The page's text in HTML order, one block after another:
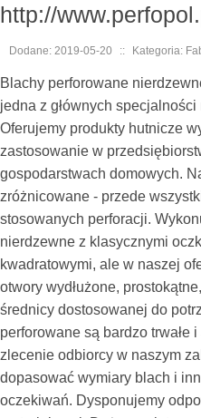
http://
Dodane: 2019-05-20 :: Kategoria:
Blachy perforowane
jedna z głównych
Oferujemy produkty hutnicze
zastosowanie w
gospodarstwach domowych.
zróżnicowane - przede
stosowanych perforacji.
nierdzewne z klasycznymi
kwadratowymi, ale w naszej
otwory wydłużone,
średnicy dostosowanej do
perforowane są bardzo trwałe
zlecenie odbiorcy w naszym
dopasować wymiary blach i
oczekiwań. Dysponujemy